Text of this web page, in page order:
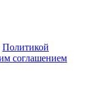
Политикой
соглашением